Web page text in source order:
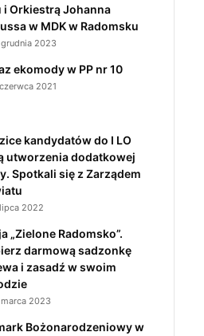
i Orkiestrą Johanna
w MDK w Radomsku
2023
ekomody w PP nr 10
2021
kandydatów do I LO
utworzenia dodatkowej
Spotkali się z Zarządem
2022
„Zielone Radomsko”.
darmową sadzonkę
i zasadź w swoim
2023
Bożonarodzeniowy w